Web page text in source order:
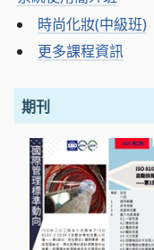
時尚化妝(中級班)
更多課程資訊
期刊